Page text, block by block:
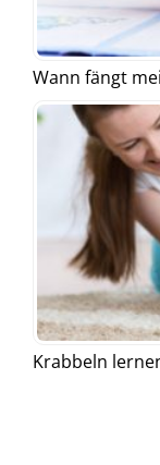
Wann fängt
Krabbeln